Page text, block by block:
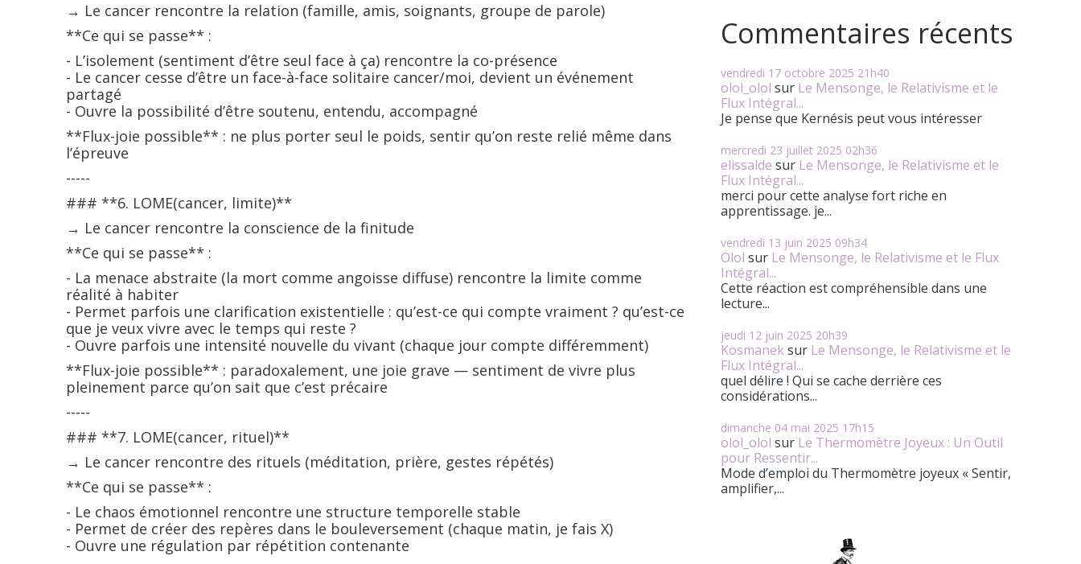
→ Le cancer rencontre la relation (famille, amis, soignants, groupe de parole)
**Ce qui se passe** :
- L’isolement (sentiment d’être seul face à ça) rencontre la co-présence
- Le cancer cesse d’être un face-à-face solitaire cancer/moi, devient un événement
partagé
- Ouvre la possibilité d’être soutenu, entendu, accompagné
**Flux-joie possible** : ne plus porter seul le poids, sentir qu’on reste relié même dans
l’épreuve
-----
### **6. LOME(cancer, limite)**
→ Le cancer rencontre la conscience de la finitude
**Ce qui se passe** :
- La menace abstraite (la mort comme angoisse diffuse) rencontre la limite comme
réalité à habiter
- Permet parfois une clarification existentielle : qu’est-ce qui compte vraiment ? qu’est-ce
que je veux vivre avec le temps qui reste ?
- Ouvre parfois une intensité nouvelle du vivant (chaque jour compte différemment)
**Flux-joie possible** : paradoxalement, une joie grave — sentiment de vivre plus
pleinement parce qu’on sait que c’est précaire
-----
### **7. LOME(cancer, rituel)**
→ Le cancer rencontre des rituels (méditation, prière, gestes répétés)
**Ce qui se passe** :
- Le chaos émotionnel rencontre une structure temporelle stable
- Permet de créer des repères dans le bouleversement (chaque matin, je fais X)
- Ouvre une régulation par répétition contenante
Commentaires récents
vendredi 17 octobre 2025 21h40
olol_olol sur Le Mensonge, le Relativisme et le
Flux Intégral...
Je pense que Kernésis peut vous intéresser
mercredi 23 juillet 2025 02h36
elissalde sur Le Mensonge, le Relativisme et le
Flux Intégral...
merci pour cette analyse fort riche en
apprentissage. je...
vendredi 13 juin 2025 09h34
Olol sur Le Mensonge, le Relativisme et le Flux
Intégral...
Cette réaction est compréhensible dans une
lecture...
jeudi 12 juin 2025 20h39
Kosmaneksur Le Mensonge, le Relativisme et le
Flux Intégral...
quel délire ! Qui se cache derrière ces
considérations...
dimanche 04 mai 2025 17h15
olol_olol sur Le Thermomètre Joyeux : Un Outil
pour Ressentir...
Mode d’emploi du Thermomètre joyeux « Sentir,
amplifier,...